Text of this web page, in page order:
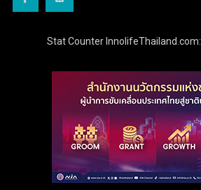
Stat Counter InnolifeThailand.com: